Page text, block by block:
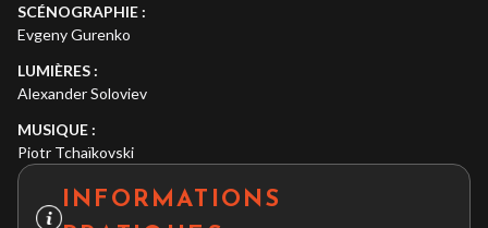
SCÉNOGRAPHIE :
Evgeny Gurenko
LUMIÈRES :
Alexander Soloviev
MUSIQUE :
Piotr Tchaïkovski
INFORMATIONS